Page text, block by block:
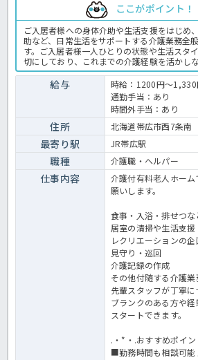
ここがポイント！
ご入居者様への身体介助や生活支援をはじめ
助など、日常生活をサポートする介護業務全
す。ご入居者様一人ひとりの状態や生活スタ
切にしており、これまでの介護経験を活かし
践できる環境です。運営法人は、北海道内で
広く展開する大手グループ♪安定した法人基
働きたい方にもおすすめです。施設ではスタ
ら、ご入居者様が安心して快適に過ごせるよ
経験の浅い方やブランクのある方も、これま
て働きたい方はぜひお気軽にお問い合わせく
での介護業務全般です。＜介護職員 派遣
給与
時給：1200円～
通勤手当：あり
時間外手当：あり
住所 北海道帯広市西7条南
最寄り駅 JR帯広駅
職種 介護職・ヘルパー
仕事内容
介護付有料老人ホー
願いします。
食事・入浴・排せつ
居室の清掃や生活支援
レクリエーションの
見守り・巡回
介護記録の作成
その他付随する介護業
先輩スタッフが丁寧に
ブランクのある方や
スタートできます。
.・*・.おすすめポイ
■勤務時間も相談可